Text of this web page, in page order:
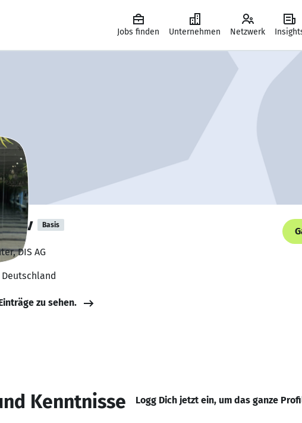
Jobs finden Unternehmen Netzwerk
Basis
DIS AG
Deutschland
zu sehen.
Kenntnisse Logg Dich jetzt ein, um das ganze